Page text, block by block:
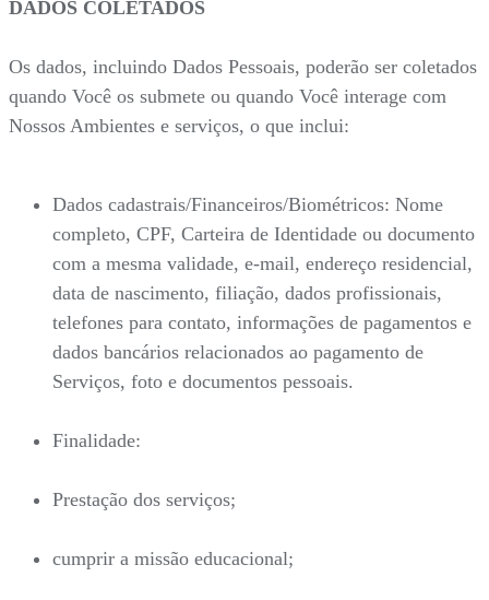
DADOS COLETADOS
Os dados, incluindo Dados Pessoais, poderão ser coletados
quando Você os submete ou quando Você interage com
Nossos Ambientes e serviços, o que inclui:
Dados cadastrais/Financeiros/Biométricos: Nome
completo, CPF, Carteira de Identidade ou documento
com a mesma validade, e-mail, endereço residencial,
data de nascimento, filiação, dados profissionais,
telefones para contato, informações de pagamentos e
dados bancários relacionados ao pagamento de
Serviços, foto e documentos pessoais.
Finalidade:
Prestação dos serviços;
cumprir a missão educacional;